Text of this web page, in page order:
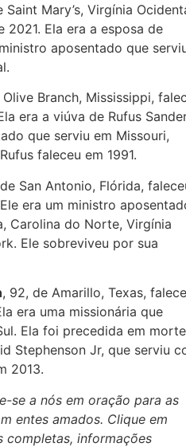
Saint Mary’s, Virgínia
2021. Ela era a esposa de
aposentado que
Olive Branch, Mississippi,
era a viúva de Rufus
que serviu em Missouri,
faleceu em 1991.
San Antonio, Flórida,
era um ministro
Carolina do Norte, Virgínia
Ele sobreviveu por sua
, 92, de Amarillo, Texas,
era uma missionária que
Ela foi precedida em morte
Stephenson Jr, que serviu
2013.
se a nós em oração para as
entes amados. Clique em
completas, informações